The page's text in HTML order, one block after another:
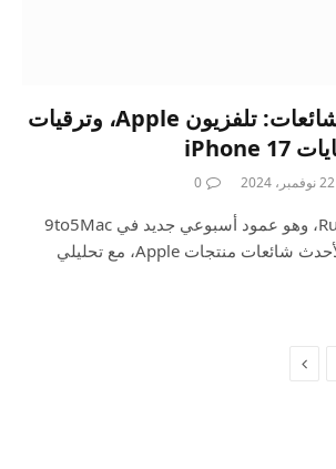
إعادة تشغيل الشائعات: تلفزيون Apple، وترقيات
22 نوفمبر، 2024 0
هذا هو Rumor Replay، وهو عمود أسبوعي جديد في 9to5Mac
يقدم ملخصًا سريعًا لأحدث شائعات منتجات Apple، مع تحليلي